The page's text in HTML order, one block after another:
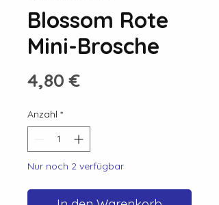
Blossom Rote
Mini-Brosche
4,80 €Preis
Anzahl *
Nur noch 2 verfügbar